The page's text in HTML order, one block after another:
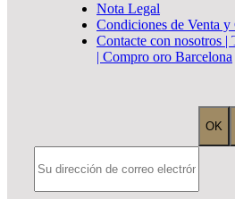
Nota Legal
Condiciones de Venta y
Contacte con nosotros |
| Compro oro Barcelona